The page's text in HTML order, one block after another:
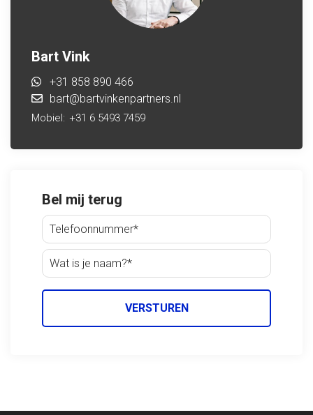
Bart Vink
+31 858 890 466
bart@bartvinkenpartners.nl
Mobiel: +31 6 5493 7459
Bel mij terug
VERSTUREN